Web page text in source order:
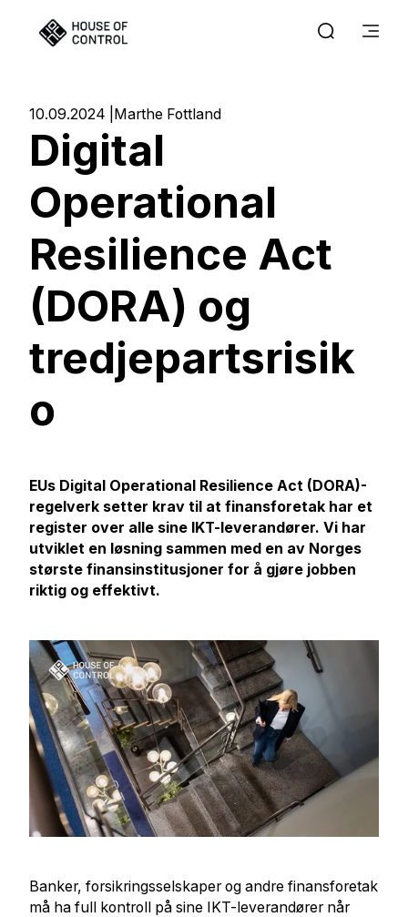
10.09.2024 Marthe Fottland
Digital
Operational
Resilience Act
(DORA) og
tredjepartsrisik
o
EUs Digital Operational Resilience Act (DORA)-
regelverk setter krav til at finansforetak har et
register over alle sine IKT-leverandører. Vi har
utviklet en løsning sammen med en av Norges
største finansinstitusjoner for å gjøre jobben
riktig og effektivt.
Banker, forsikringsselskaper og andre finansforetak
må ha full kontroll på sine IKT-leverandører når